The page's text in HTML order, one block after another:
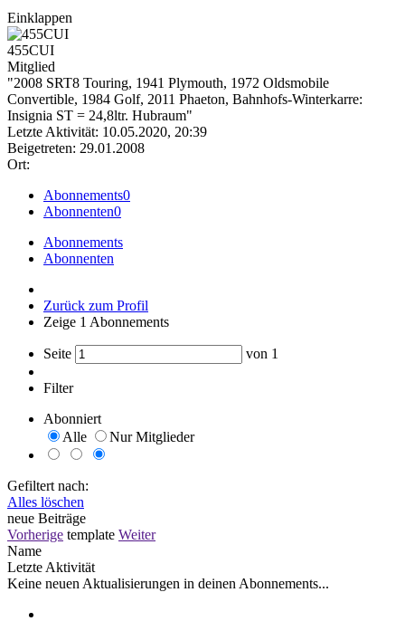
Einklappen
455CUI
Mitglied
"2008 SRT8 Touring, 1941 Plymouth, 1972 Oldsmobile
Convertible, 1984 Golf, 2011 Phaeton, Bahnhofs-Winterkarre:
Insignia ST = 24,8ltr. Hubraum"
Letzte Aktivität: 10.05.2020, 20:39
Beigetreten: 29.01.2008
Ort:
Abonnements0
Abonnenten0
Abonnements
Abonnenten
Zurück zum Profil
Zeige 1 Abonnements
Seite von 1
Filter
Abonniert
Alle
Nur Mitglieder
Gefiltert nach:
Alles löschen
neue Beiträge
Vorherige template Weiter
Name
Letzte Aktivität
Keine neuen Aktualisierungen in deinen Abonnements...